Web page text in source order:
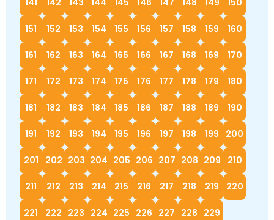
141 142 143 144 145 146 147 148 149 150
151 152 153 154 155 156 157 158 159 160
161 162 163 164 165 166 167 168 169 170
171 172 173 174 175 176 177 178 179 180
181 182 183 184 185 186 187 188 189 190
191 192 193 194 195 196 197 198 199 200
201 202 203 204 205 206 207 208 209 210
211 212 213 214 215 216 217 218 219 220
221 222 223 224 225 226 227 228 229